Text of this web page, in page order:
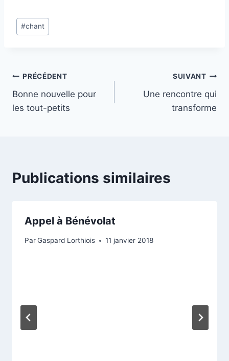
Étiquettes
de
#chant
Navigation
de
PRÉCÉDENT
Bonne nouvelle pour
les tout-petits
SUIVANT
Une rencontre qui
transforme
Publications similaires
Appel à Bénévolat
ParGaspard Lorthiois 11 janvier 2018